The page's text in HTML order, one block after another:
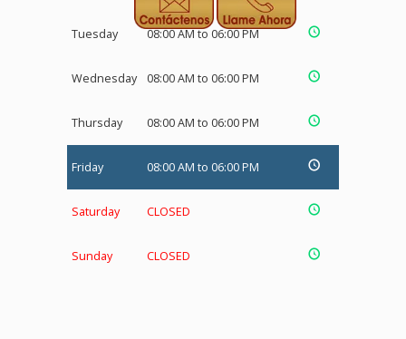
Tuesday 08:00 AM to 06:00 PM
Wednesday 08:00 AM to 06:00 PM
Thursday 08:00 AM to 06:00 PM
Friday 08:00 AM to 06:00 PM
Saturday CLOSED
Sunday CLOSED